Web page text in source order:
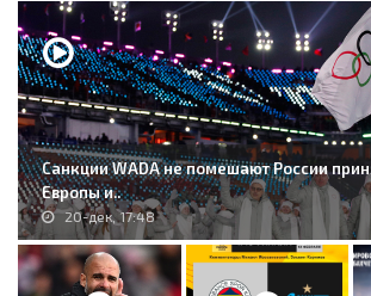
Санкции WADA не помешают России
Европы и..
20-дек, 17:48